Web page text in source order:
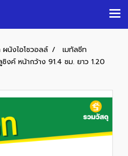
นังไอโซวอลล์
เมทัลชีท
งค์ หน้ากว้าง 91.4 ซม. ยาว 1.20